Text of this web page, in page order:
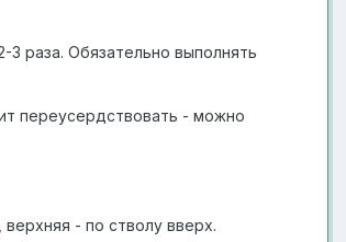
раза. Обязательно выполнять
переусердствовать - можно
- по стволу вверх.